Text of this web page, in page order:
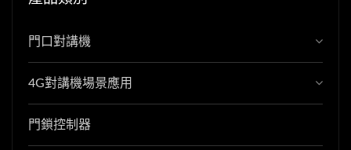
門口對講機
4G對講機場景應用
門鎖控制器